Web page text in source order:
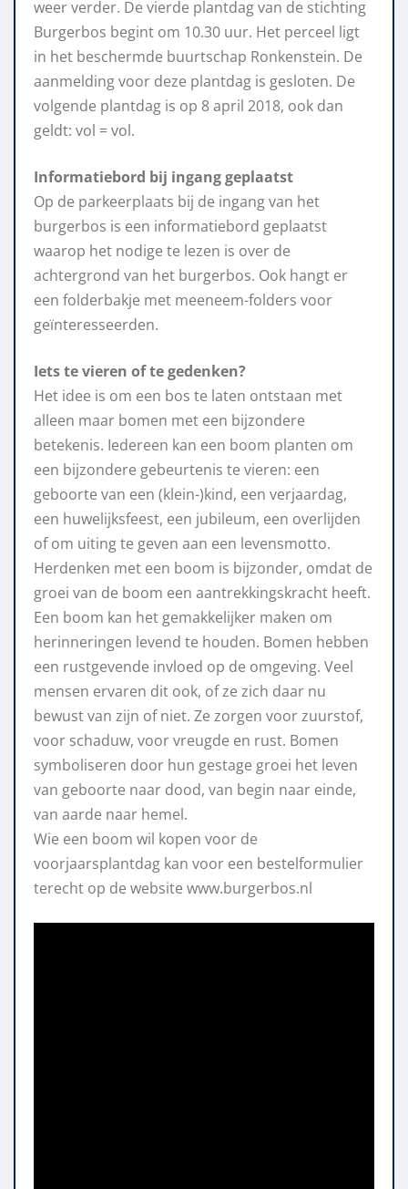
weer verder. De vierde plantdag van de stichting
Burgerbos begint om 10.30 uur. Het perceel ligt
in het beschermde buurtschap Ronkenstein. De
aanmelding voor deze plantdag is gesloten. De
volgende plantdag is op 8 april 2018, ook dan
geldt: vol = vol.
Informatiebord bij ingang geplaatst
Op de parkeerplaats bij de ingang van het
burgerbos is een informatiebord geplaatst
waarop het nodige te lezen is over de
achtergrond van het burgerbos. Ook hangt er
een folderbakje met meeneem-folders voor
geïnteresseerden.
Iets te vieren of te gedenken?
Het idee is om een bos te laten ontstaan met
alleen maar bomen met een bijzondere
betekenis. Iedereen kan een boom planten om
een bijzondere gebeurtenis te vieren: een
geboorte van een (klein-)kind, een verjaardag,
een huwelijksfeest, een jubileum, een overlijden
of om uiting te geven aan een levensmotto.
Herdenken met een boom is bijzonder, omdat de
groei van de boom een aantrekkingskracht heeft.
Een boom kan het gemakkelijker maken om
herinneringen levend te houden. Bomen hebben
een rustgevende invloed op de omgeving. Veel
mensen ervaren dit ook, of ze zich daar nu
bewust van zijn of niet. Ze zorgen voor zuurstof,
voor schaduw, voor vreugde en rust. Bomen
symboliseren door hun gestage groei het leven
van geboorte naar dood, van begin naar einde,
van aarde naar hemel.
Wie een boom wil kopen voor de
voorjaarsplantdag kan voor een bestelformulier
terecht op de website www.burgerbos.nl